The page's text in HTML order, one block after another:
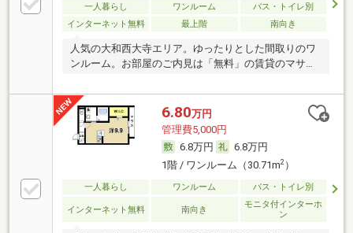
一人暮らし ワンルーム
バス・トイレ別
インターネット無料
最上階 南向き
人気の大和西大寺エリア。ゆったりとした間取りのワ
ンルーム。お部屋のご内見は「無料」の賃貸のマサキ
6.80万円
管理費5,000円
6.8万円
6.8万円
1階 / ワンルーム（30.71m2）
一人暮らし ワンルーム バス・トイレ別
インターネット無料 南向き
モニタ付インターホ
ン